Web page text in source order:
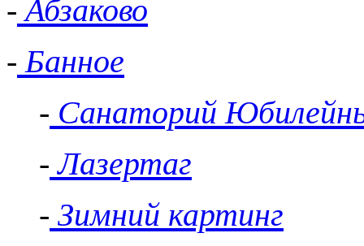
- Абзаково
- Банное
- Санаторий
- Лазертаг
- Зимний картинг